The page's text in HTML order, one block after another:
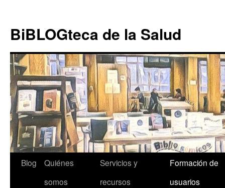
contenido
BiBLOGteca de la Salud
Blog
Quiénes
somos
Servicios y
recursos
Formación de
usuarios